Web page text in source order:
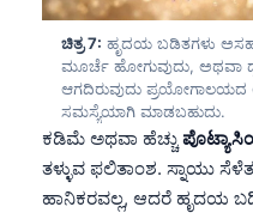
ಚಿತ್ರ 7: ಹೃದಯ ಬಡಿತಗಳು
ಮೂರ್ಚೆ ಹೋಗುವುದು, ಅಥವಾ
ಆಗದಿರುವುದು ಪ್ರಯೋಗಾಲಯದ
ಸಮಸ್ಯೆಯಾಗಿ ಮಾಡಬಹುದು.
ಕಡಿಮೆ ಅಥವಾ ಹೆಚ್ಚು
ತಳ್ಳುವ ಫಲಿತಾಂಶ. ಸ್ನಾಯು
ಹಾನಿಕರವಲ್ಲ, ಆದರೆ ಹೃದಯ
Русский
Lietuvių kalba
Polski
한국어